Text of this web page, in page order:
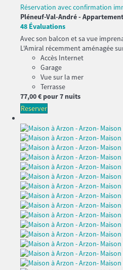
Réservation avec confirmation
Pléneuf-Val-André - Appartement
48 Évaluations
Avec son balcon et sa vue
L'Amiral récemment aménagée
Accès Internet
Garage
Vue sur la mer
Terrasse
77,00 € pour 7 nuits
Reserver